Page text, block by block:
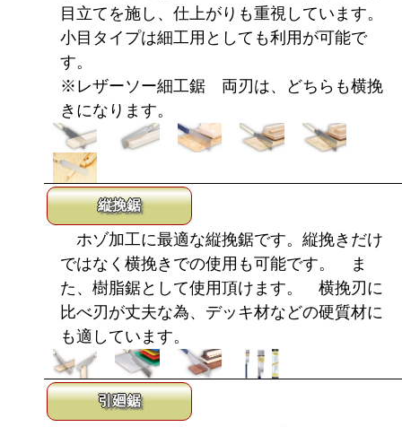
目立てを施し、仕上がりも重視しています。
小目タイプは細工用としても利用が可能で
す。
※レザーソー細工鋸 両刃は、どちらも横挽
きになります。
縦挽鋸
ホゾ加工に最適な縦挽鋸です。縦挽きだけ
ではなく横挽きでの使用も可能です。 ま
た、樹脂鋸として使用頂けます。 横挽刃に
比べ刃が丈夫な為、デッキ材などの硬質材に
も適しています。
引廻鋸